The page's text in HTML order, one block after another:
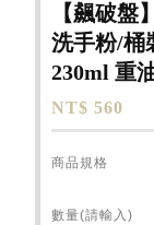
【飆破盤
洗手粉/桶
230ml 重
NT$ 560
商品規格
數量(請輸入)